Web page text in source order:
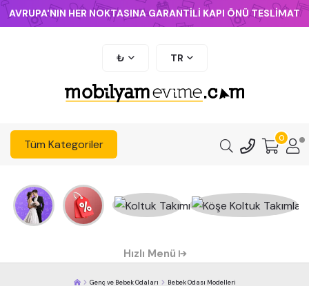
AVRUPA'NIN HER NOKTASINA GARANTİLİ KAPI ÖNÜ TESLİMAT
₺ TR
Tüm Kategoriler 0
Hızlı Menü
Genç ve Bebek Odaları Bebek Odası Modelleri